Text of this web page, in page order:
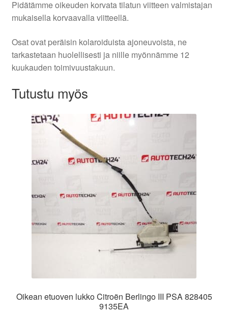
Pidätämme oikeuden korvata tilatun viitteen valmistajan
mukaisella korvaavalla viitteellä.
Osat ovat peräisin kolaroiduista ajoneuvoista, ne
tarkastetaan huolellisesti ja niille myönnämme 12
kuukauden toimivuustakuun.
Tutustu myös
Oikean etuoven lukko Citroën Berlingo III PSA 828405
9135EA